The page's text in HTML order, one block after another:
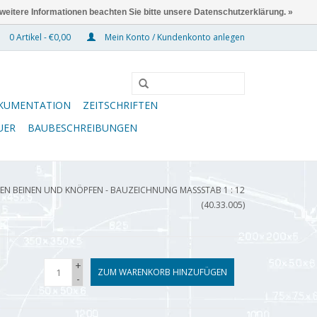
0 Artikel - €0,00 Mein Konto / Kundenkonto anlegen
ZEITSCHRIFTEN
BAUBESCHREIBUNGEN
BEINEN UND KNÖPFEN - BAUZEICHNUNG MASSSTAB 1 : 12 (
40.33.005)
+
-
ZUM WARENKORB HINZUFÜGEN
Informationen beachten Sie bitte unsere Datenschutzerklärung. »